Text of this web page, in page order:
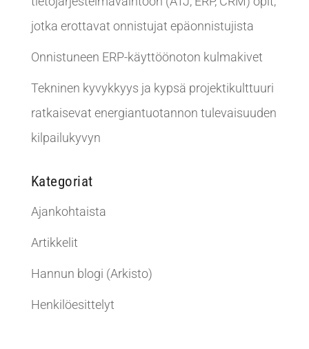
jotka erottavat onnistujat epäonnistujista
Onnistuneen ERP-käyttöönoton kulmakivet
Tekninen kyvykkyys ja kypsä projektikulttuuri
ratkaisevat energiantuotannon tulevaisuuden
kilpailukyvyn
Kategoriat
Ajankohtaista
Artikkelit
Hannun blogi (Arkisto)
Henkilöesittelyt